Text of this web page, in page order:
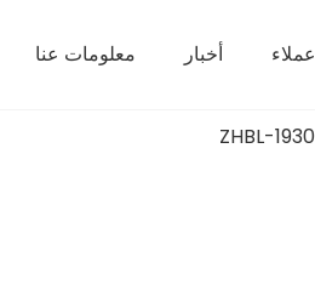
معلومات عنا أخبار عملاء